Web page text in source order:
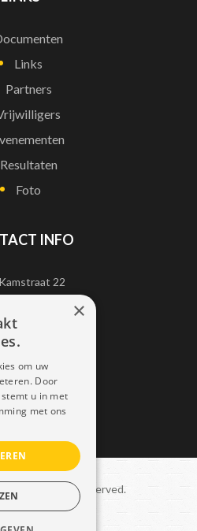
Links
Partners
Resultaten
Foto
INFO
Kamstraat 22
1750 Lennik
0497452898
info@dais.be
Dais. All rights reserved.
–GDPR
×
om uw
Door
u in met
met ons